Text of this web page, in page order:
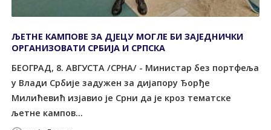
ЉЕТНЕ КАМПОВЕ ЗА ДЈЕЦУ МОГЛЕ БИ ЗАЈЕДНИЧКИ
ОРГАНИЗОВАТИ СРБИЈА И СРПСКА
БЕОГРАД, 8. АВГУСТА /СРНА/ - Министар без портфеља
у Влади Србије задужен за дијапору Ђорђе
Милићевић изјавио је Срни да је кроз тематске
љетне кампов...